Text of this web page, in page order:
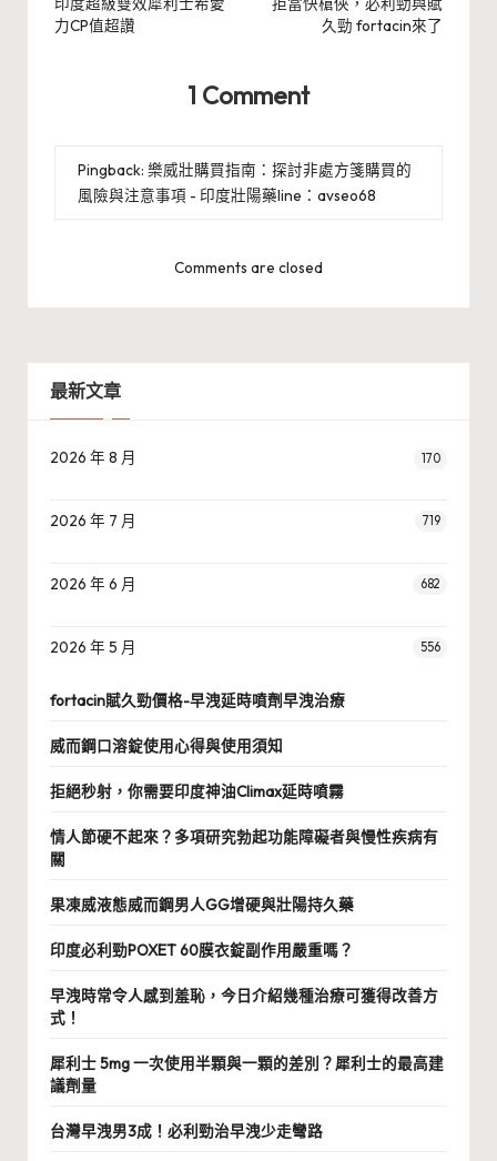
力CP值超讚
久勁 fortacin來了
1 Comment
Pingback: 樂威壯購買指南：探討非處方箋購買的
風險與注意事項 - 印度壯陽藥line：avseo68
Comments are closed
最新文章
2026 年 8 月 170
2026 年 7 月 719
2026 年 6 月 682
2026 年 5 月 556
fortacin賦久勁價格-早洩延時噴劑早洩治療
威而鋼口溶錠使用心得與使用須知
拒絕秒射，你需要印度神油Climax延時噴霧
情人節硬不起來？多項研究勃起功能障礙者與慢性疾病有
關
果凍威液態威而鋼男人GG增硬與壯陽持久藥
印度必利勁POXET 60膜衣錠副作用嚴重嗎？
早洩時常令人感到羞恥，今日介紹幾種治療可獲得改善方
式！
犀利士 5mg 一次使用半顆與一顆的差別？犀利士的最高建
議劑量
台灣早洩男3成！必利勁治早洩少走彎路